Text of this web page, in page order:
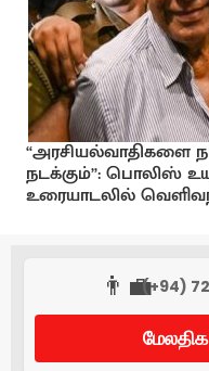
“அரசியல்வாதிகளை
நடக்கும்”: பொலிஸ்
உரையாடலில்
👨‍💼(+94)